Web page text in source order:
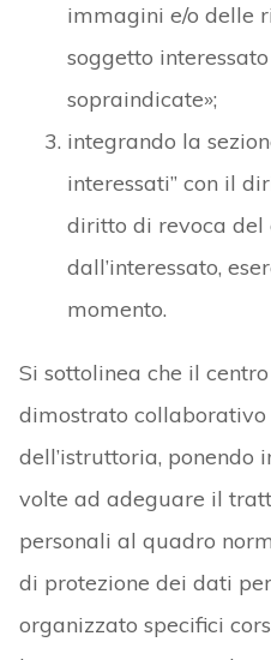
immagini e/o delle
soggetto
sopraindicate»;
integrando la
interessati” con il
diritto di revoca del
dall’interessato,
momento.
Si sottolinea che il
dimostrato collaborativo
dell’istruttoria, ponendo
volte ad adeguare il
personali al quadro
di protezione dei dati
organizzato specifici